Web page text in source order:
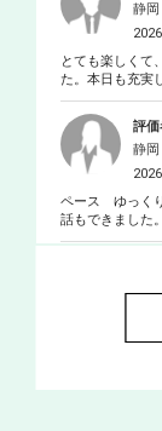
静岡
とても楽しくて
た。本日も充実
評価
静岡
ペース ゆっく
話もできました